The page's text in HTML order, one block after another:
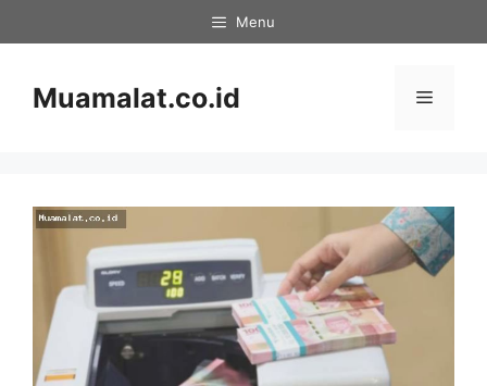
to
Menu
Muamalat.co.id Menu